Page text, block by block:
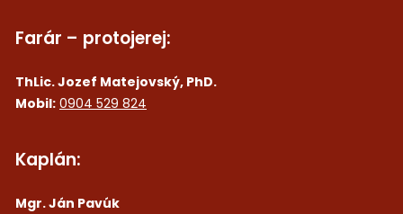
Farár – protojerej:
ThLic. Jozef Matejovský, PhD.
Mobil: 0904 529 824
Kaplán:
Mgr. Ján Pavúk